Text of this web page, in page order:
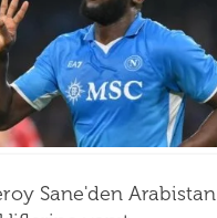
Sane'den Arabistan